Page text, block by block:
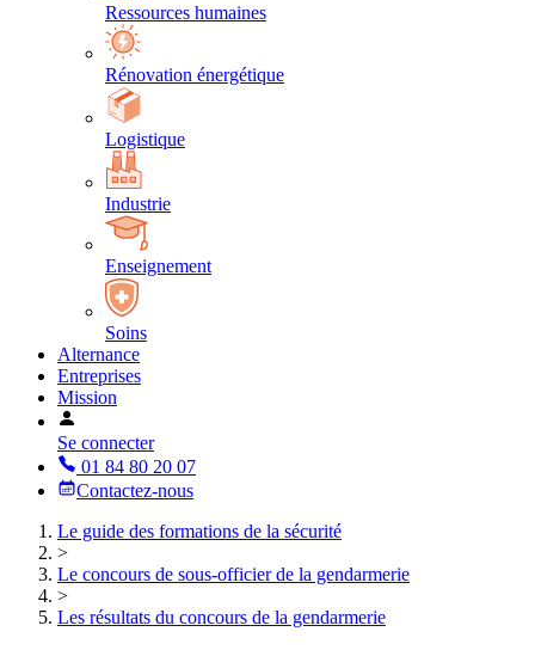
Ressources humaines
Rénovation énergétique
Logistique
Industrie
Enseignement
Soins
Alternance
Entreprises
Mission
Se connecter
01 84 80 20 07
Contactez-nous
Le guide des formations de la sécurité
>
Le concours de sous-officier de la gendarmerie
>
Les résultats du concours de la gendarmerie